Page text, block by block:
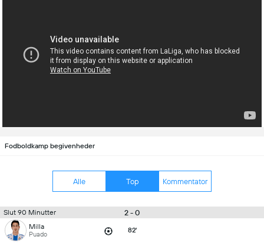
Fodboldkamp begivenheder
Alle Top Kommentator
Slut 90 Minutter 2 - 0
Milla
Puado 82'